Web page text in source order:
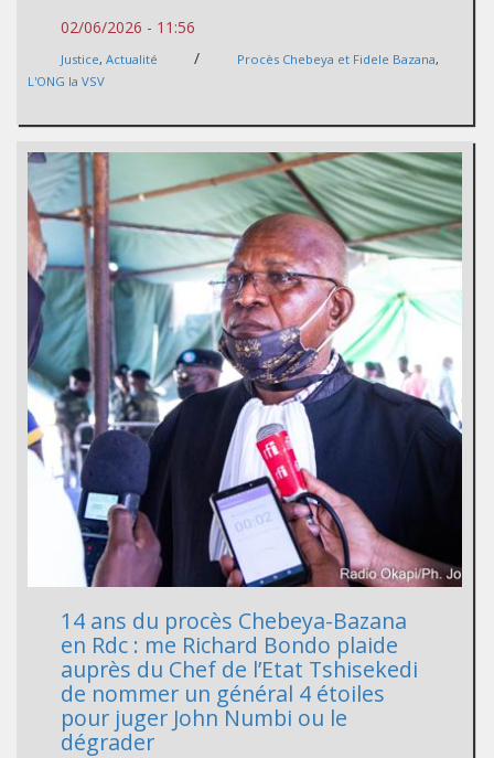
02/06/2026 - 11:56
Justice, Actualité / Procès Chebeya et Fidele Bazana,
L'ONG la VSV
14 ans du procès Chebeya-Bazana
en Rdc : me Richard Bondo plaide
auprès du Chef de l’Etat Tshisekedi
de nommer un général 4 étoiles
pour juger John Numbi ou le
dégrader